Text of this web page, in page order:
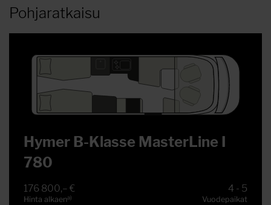
Pohjaratkaisu
Hymer B-Klasse MasterLine I
780
176 800,– €
Hinta alkaena)
4 - 5
Vuodepaikat